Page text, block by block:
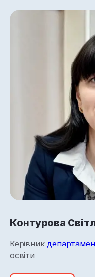
Контурова
Керівник
освіти